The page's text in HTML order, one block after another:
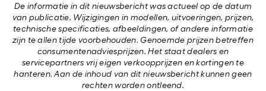
De informatie in dit nieuwsbericht was actueel op de datum
van publicatie. Wijzigingen in modellen, uitvoeringen, prijzen,
technische specificaties, afbeeldingen, of andere informatie
zijn te allen tijde voorbehouden. Genoemde prijzen betreffen
consumentenadviesprijzen. Het staat dealers en
servicepartners vrij eigen verkoopprijzen en kortingen te
hanteren. Aan de inhoud van dit nieuwsbericht kunnen geen
rechten worden ontleend.